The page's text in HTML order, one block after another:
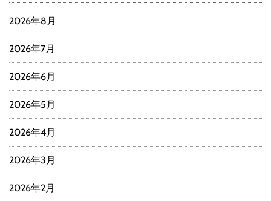
2026年8月
2026年7月
2026年6月
2026年5月
2026年4月
2026年3月
2026年2月